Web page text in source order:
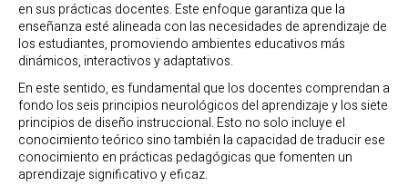
en sus prácticas docentes. Este enfoque garantiza que la
enseñanza esté alineada con las necesidades de aprendizaje de
los estudiantes, promoviendo ambientes educativos más
dinámicos, interactivos y adaptativos.
En este sentido, es fundamental que los docentes comprendan a
fondo los seis principios neurológicos del aprendizaje y los siete
principios de diseño instruccional. Esto no solo incluye el
conocimiento teórico sino también la capacidad de traducir ese
conocimiento en prácticas pedagógicas que fomenten un
aprendizaje significativo y eficaz.